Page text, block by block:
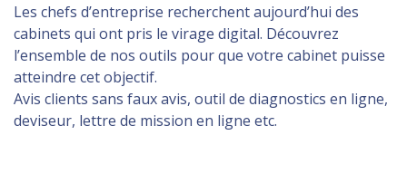
Les chefs d’entreprise recherchent aujourd’hui des
cabinets qui ont pris le virage digital. Découvrez
l’ensemble de nos outils pour que votre cabinet puisse
atteindre cet objectif.
Avis clients sans faux avis, outil de diagnostics en ligne,
deviseur, lettre de mission en ligne etc.